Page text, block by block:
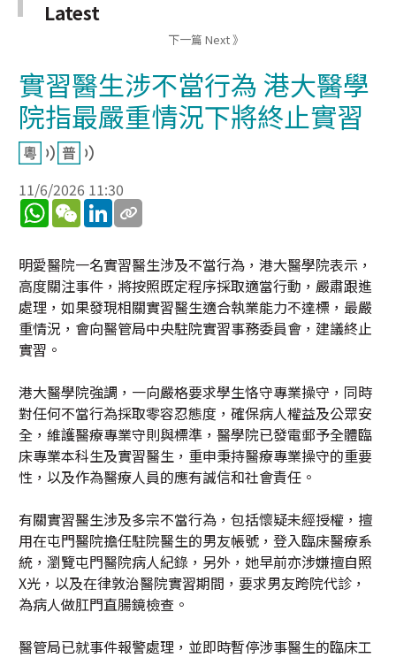
Latest
下一篇 Next 》
實習醫生涉不當行為 港大醫學
院指最嚴重情況下將終止實習
11/6/2026 11:30
WhatsApp
WeChatLinkedIn
明愛醫院一名實習醫生涉及不當行為，港大醫學院表示，
高度關注事件，將按照既定程序採取適當行動，嚴肅跟進
處理，如果發現相關實習醫生適合執業能力不達標，最嚴
重情況，會向醫管局中央駐院實習事務委員會，建議終止
實習。
港大醫學院強調，一向嚴格要求學生恪守專業操守，同時
對任何不當行為採取零容忍態度，確保病人權益及公眾安
全，維護醫療專業守則與標準，醫學院已發電郵予全體臨
床專業本科生及實習醫生，重申秉持醫療專業操守的重要
性，以及作為醫療人員的應有誠信和社會責任。
有關實習醫生涉及多宗不當行為，包括懷疑未經授權，擅
用在屯門醫院擔任駐院醫生的男友帳號，登入臨床醫療系
統，瀏覽屯門醫院病人紀錄，另外，她早前亦涉嫌擅自照
X光，以及在律敦治醫院實習期間，要求男友跨院代診，
為病人做肛門直腸鏡檢查。
醫管局已就事件報警處理，並即時暫停涉事醫生的臨床工